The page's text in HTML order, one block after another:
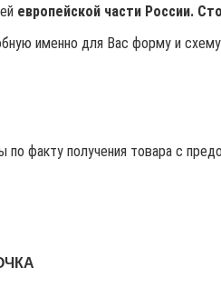
европейской части России.
именно для Вас форму и
факту получения товара с